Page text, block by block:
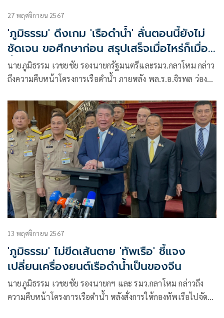
27 พฤศจิกายน 2567
'ภูมิธรรม' ดึงเกม 'เรือดำน้ำ' ลั่นตอนนี้ยังไม่
ชัดเจน ขอศึกษาก่อน สรุปเสร็จเมื่อไหร่ก็เมื่อ
นั้น
นายภูมิธรรม เวชยชัย รองนายกรัฐมนตรีและรมว.กลาโหม กล่าว
ถึงความคืบหน้าโครงการเรือดำน้ำ ภายหลัง พล.ร.อ.จิรพล ว่อง
พบวานนี้ (26พ.ย.) จะนำเข้า ครม. เพื่อพิจารณาการแก้สัญญา
เมื่อใด
13 พฤศจิกายน 2567
'ภูมิธรรม' ไม่ขีดเส้นตาย 'ทัพเรือ' ชี้แจง
เปลี่ยนเครื่องยนต์เรือดำน้ำเป็นของจีน
นายภูมิธรรม เวชยชัย รองนายกฯ และ รมว.กลาโหม กล่าวถึง
ความคืบหน้าโครงการเรือดำน้ำ หลังสั่งการให้กองทัพเรือไปจัด